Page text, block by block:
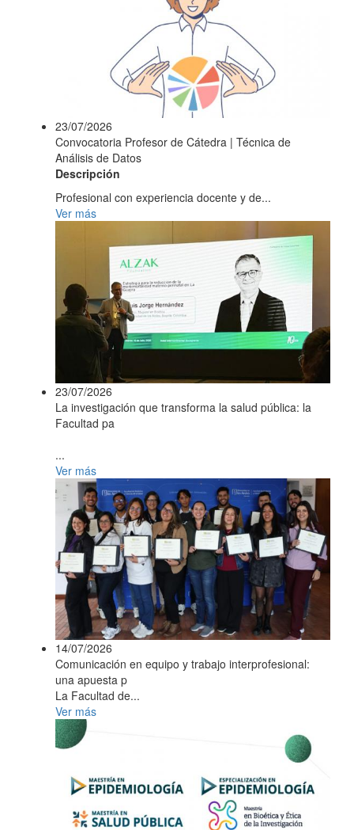
23/07/2026
Convocatoria Profesor de Cátedra | Técnica de
Análisis de Datos
Descripción
Profesional con experiencia docente y de...
Ver más
23/07/2026
La investigación que transforma la salud pública: la
Facultad pa
...
Ver más
14/07/2026
Comunicación en equipo y trabajo interprofesional:
una apuesta p
La Facultad de...
Ver más